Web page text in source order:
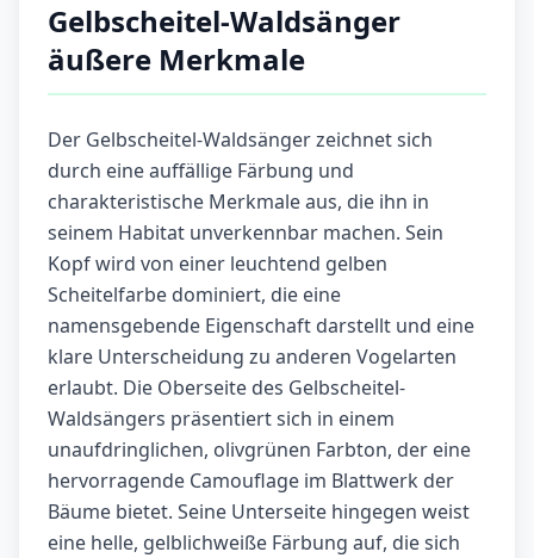
Gelbscheitel-Waldsänger
äußere Merkmale
Der Gelbscheitel-Waldsänger zeichnet sich
durch eine auffällige Färbung und
charakteristische Merkmale aus, die ihn in
seinem Habitat unverkennbar machen. Sein
Kopf wird von einer leuchtend gelben
Scheitelfarbe dominiert, die eine
namensgebende Eigenschaft darstellt und eine
klare Unterscheidung zu anderen Vogelarten
erlaubt. Die Oberseite des Gelbscheitel-
Waldsängers präsentiert sich in einem
unaufdringlichen, olivgrünen Farbton, der eine
hervorragende Camouflage im Blattwerk der
Bäume bietet. Seine Unterseite hingegen weist
eine helle, gelblichweiße Färbung auf, die sich